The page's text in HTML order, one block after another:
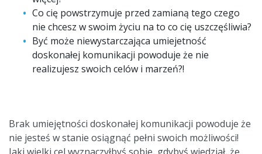
Co cię powstrzymuje przed zamianą tego czego
nie chcesz w swoim życiu na to co cię uszczęśliwia?
Być może niewystarczająca umiejetność
doskonałej komunikacji powoduje że nie
realizujesz swoich celów i marzeń?!
Brak umiejętności doskonałej komunikacji powoduje że
nie jesteś w stanie osiągnąć pełni swoich możliwości!